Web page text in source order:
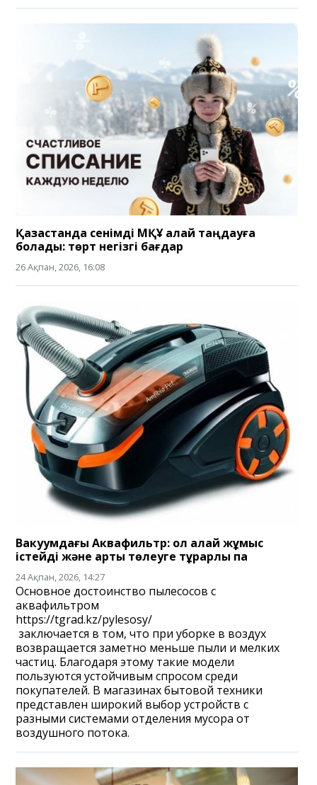
Қазақстанда сенімді МҚҰ қалай таңдауға
болады: төрт негізгі бағдар
26 Ақпан, 2026, 16:08
Вакуумдағы Аквафильтр: ол қалай жұмыс
істейді және артық төлеуге тұрарлық па
24 Ақпан, 2026, 14:27
Основное достоинство пылесосов с
аквафильтром
https://tgrad.kz/pylesosy/
заключается в том, что при уборке в воздух
возвращается заметно меньше пыли и мелких
частиц. Благодаря этому такие модели
пользуются устойчивым спросом среди
покупателей. В магазинах бытовой техники
представлен широкий выбор устройств с
разными системами отделения мусора от
воздушного потока.